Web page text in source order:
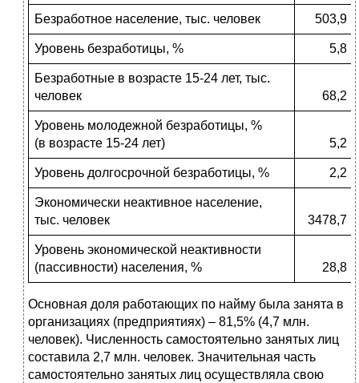
Безработное население, тыс. человек 503,9
Уровень безработицы, % 5,8
Безработные в возрасте 15-24 лет, тыс.
человек
68,2
Уровень молодежной безработицы, %
(в возрасте 15-24 лет)
5,2
Уровень долгосрочной безработицы, % 2,2
Экономически неактивное население,
тыс. человек
3478,7
Уровень экономической неактивности
(пассивности) населения, %
28,8
Основная доля работающих по найму была занята в
организациях (предприятиях) – 81,5% (4,7 млн.
человек). Численность самостоятельно занятых лиц
составила 2,7 млн. человек. Значительная часть
самостоятельно занятых лиц осуществляла свою